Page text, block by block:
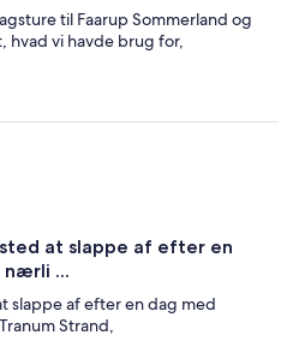
til Faarup Sommerland og
hvad vi havde brug for,
at slappe af efter en
nærli ...
slappe af efter en dag med
Strand,